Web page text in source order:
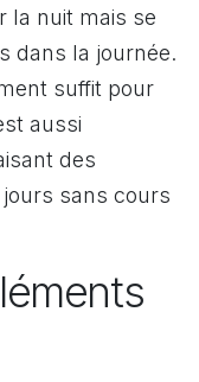
la nuit mais se
dans la journée.
suffit pour
aussi
des
sans cours